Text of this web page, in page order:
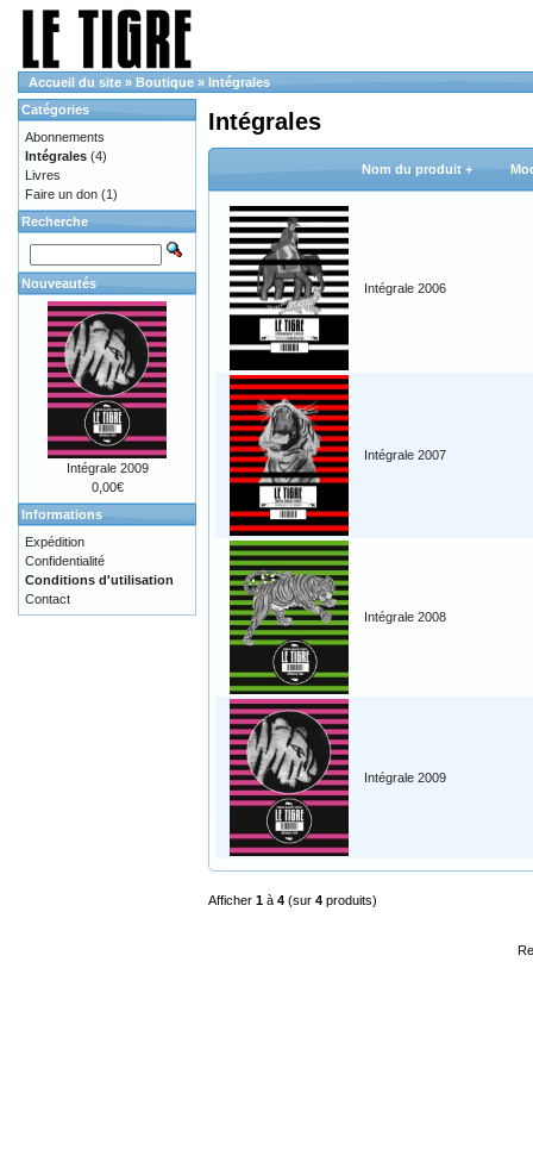
Accueil du site » Boutique » Intégrales
Intégrales
Nom du produit +
Intégrale 2006
Intégrale 2007
Intégrale 2008
Intégrale 2009
Afficher 1 à 4 (sur 4 produits)
Catégories
Abonnements
Intégrales (4)
Livres
Faire un don (1)
Recherche
Nouveautés
Intégrale 2009
0,00€
Informations
Expédition
Confidentialité
Conditions d'utilisation
Contact